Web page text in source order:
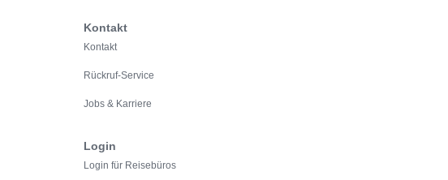
Kontakt
Kontakt
Rückruf-Service
Jobs & Karriere
Login
Login für Reisebüros